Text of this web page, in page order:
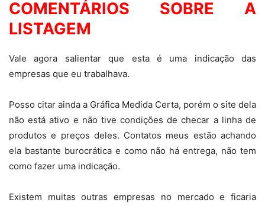
COMENTÁRIOS SOBRE A
LISTAGEM
Vale agora salientar que esta é uma indicação das
empresas que eu trabalhava.
Posso citar ainda a Gráfica Medida Certa, porém o site dela
não está ativo e não tive condições de checar a linha de
produtos e preços deles. Contatos meus estão achando
ela bastante burocrática e como não há entrega, não tem
como fazer uma indicação.
Existem muitas outras empresas no mercado e ficaria